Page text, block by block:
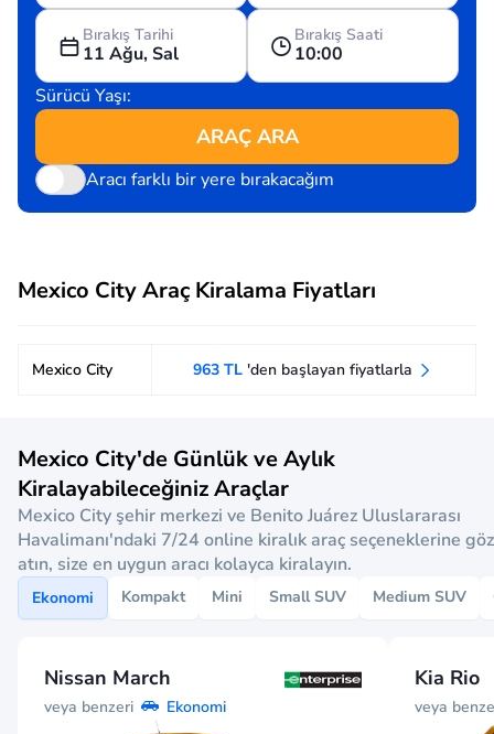
Bırakış Tarihi
11 Ağu, Sal
Bırakış Saati
10:00
Sürücü Yaşı:
ARAÇ ARA
Aracı farklı bir yere bırakacağım
Mexico City Araç Kiralama Fiyatları
Mexico City 963 TL 'den başlayan fiyatlarla
Mexico City'de Günlük ve Aylık
Kiralayabileceğiniz Araçlar
Mexico City şehir merkezi ve Benito Juárez Uluslararası
Havalimanı'ndaki 7/24 online kiralık araç seçeneklerine göz
atın, size en uygun aracı kolayca kiralayın.
Ekonomi Kompakt Mini Small SUV Medium SUV
Nissan March
veya benzeri Ekonomi
Kia Rio
veya